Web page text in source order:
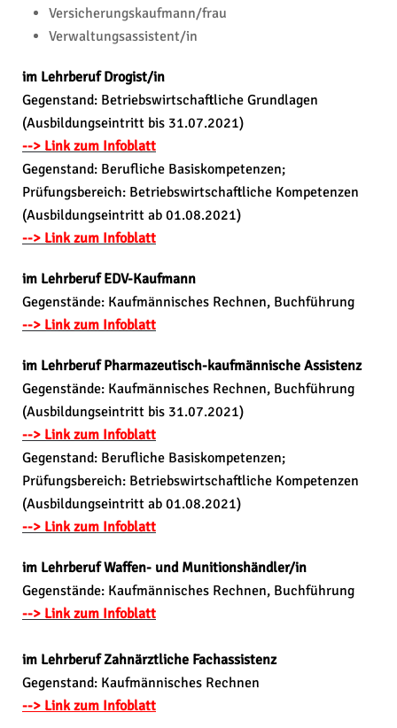
Versicherungskaufmann/frau
Verwaltungsassistent/in
im Lehrberuf Drogist/in
Gegenstand: Betriebswirtschaftliche Grundlagen
(Ausbildungseintritt bis 31.07.2021)
--> Link zum Infoblatt
Gegenstand: Berufliche Basiskompetenzen;
Prüfungsbereich: Betriebswirtschaftliche Kompetenzen
(Ausbildungseintritt ab 01.08.2021)
--> Link zum Infoblatt
im Lehrberuf EDV-Kaufmann
Gegenstände: Kaufmännisches Rechnen, Buchführung
--> Link zum Infoblatt
im Lehrberuf Pharmazeutisch-kaufmännische Assistenz
Gegenstände: Kaufmännisches Rechnen, Buchführung
(Ausbildungseintritt bis 31.07.2021)
--> Link zum Infoblatt
Gegenstand: Berufliche Basiskompetenzen;
Prüfungsbereich: Betriebswirtschaftliche Kompetenzen
(Ausbildungseintritt ab 01.08.2021)
--> Link zum Infoblatt
im Lehrberuf Waffen- und Munitionshändler/in
Gegenstände: Kaufmännisches Rechnen, Buchführung
--> Link zum Infoblatt
im Lehrberuf Zahnärztliche Fachassistenz
Gegenstand: Kaufmännisches Rechnen
--> Link zum Infoblatt